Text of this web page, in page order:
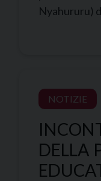
Nyahururu)
NOTIZIE
DELLA